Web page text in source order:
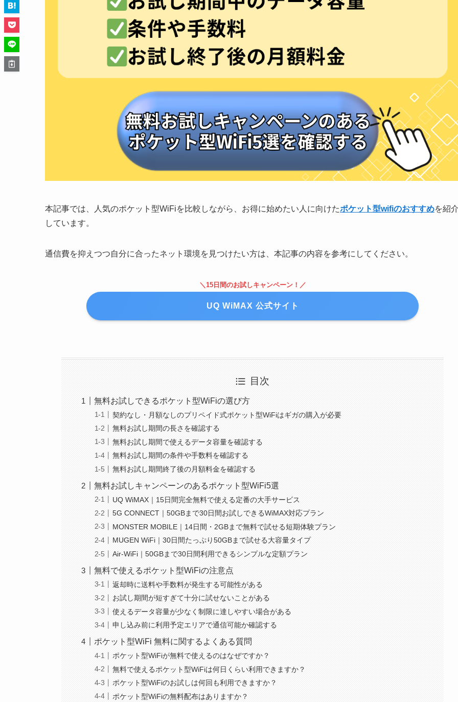
本記事では、人気のポケット型WiFiを比較しながら、お得に始めたい人に向けたポケット型wifiのおすすめを紹
しています。
通信費を抑えつつ自分に合ったネット環境を見つけたい方は、本記事の内容を参考にしてください。
＼15日間のお試しキャンペーン！／
UQ WiMAX 公式サイト
目次
無料お試しできるポケット型WiFiの選び方
契約なし・月額なしのプリペイド式ポケット型WiFiはギガの購入が必要
無料お試し期間の長さを確認する
無料お試し期間で使えるデータ容量を確認する
無料お試し期間の条件や手数料を確認する
無料お試し期間終了後の月額料金を確認する
無料お試しキャンペーンのあるポケット型WiFi5選
UQ WiMAX｜15日間完全無料で使える定番の大手サービス
5G CONNECT｜50GBまで30日間お試しできるWiMAX対応プラン
MONSTER MOBILE｜14日間・2GBまで無料で試せる短期体験プラン
MUGEN WiFi｜30日間たっぷり50GBまで試せる大容量タイプ
Air-WiFi｜50GBまで30日間利用できるシンプルな定額プラン
無料で使えるポケット型WiFiの注意点
返却時に送料や手数料が発生する可能性がある
お試し期間が短すぎて十分に試せないことがある
使えるデータ容量が少なく制限に達しやすい場合がある
申し込み前に利用予定エリアで通信可能か確認する
ポケット型WiFi 無料に関するよくある質問
ポケット型WiFiが無料で使えるのはなぜですか？
無料で使えるポケット型WiFiは何日くらい利用できますか？
ポケット型WiFiのお試しは何回も利用できますか？
ポケット型WiFiの無料配布はありますか？